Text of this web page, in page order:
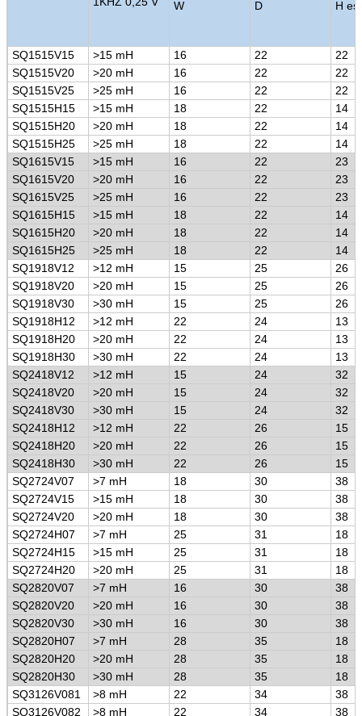
W D H est
SQ1515V15 >15 mH 16 22
22
SQ1515V20
>20 mH 16 22
22
SQ1515V25
>25 mH 16 22
22
SQ1515H15
>15 mH 18 22
14
SQ1515H20
>20 mH 18 22
14
SQ1515H25
>25 mH 18 22
14
SQ1615V15
>15 mH 16 22
23
SQ1615V20
>20 mH 16 22
23
SQ1615V25
>25 mH 16 22
23
SQ1615H15
>15 mH 18 22
14
SQ1615H20
>20 mH 18 22
14
SQ1615H25
>25 mH 18 22
14
SQ1918V12
>12 mH 15 25
26
SQ1918V20
>20 mH 15 25
26
SQ1918V30
>30 mH 15 25
26
SQ1918H12
>12 mH 22 24
13
SQ1918H20
>20 mH 22 24
13
SQ1918H30
>30 mH 22 24
13
SQ2418V12
>12 mH 15 24
32
SQ2418V20
>20 mH 15 24
32
SQ2418V30
>30 mH 15 24
32
SQ2418H12
>12 mH 22 26
15
SQ2418H20
>20 mH 22 26
15
SQ2418H30
>30 mH 22 26
15
SQ2724V07
>7 mH 18 30
38
SQ2724V15
>15 mH 18 30
38
SQ2724V20
>20 mH 18 30
38
SQ2724H07
>7 mH 25 31
18
SQ2724H15
>15 mH 25 31
18
SQ2724H20
>20 mH 25 31
18
SQ2820V07
>7 mH 16 30
38
SQ2820V20
>20 mH 16 30
38
SQ2820V30
>30 mH 16 30
38
SQ2820H07
>7 mH 28 35
18
SQ2820H20
>20 mH 28 35
18
SQ2820H30
>30 mH 28 35
18
SQ3126V081
>8 mH 22 34
38
SQ3126V082
>8 mH 22 34 38